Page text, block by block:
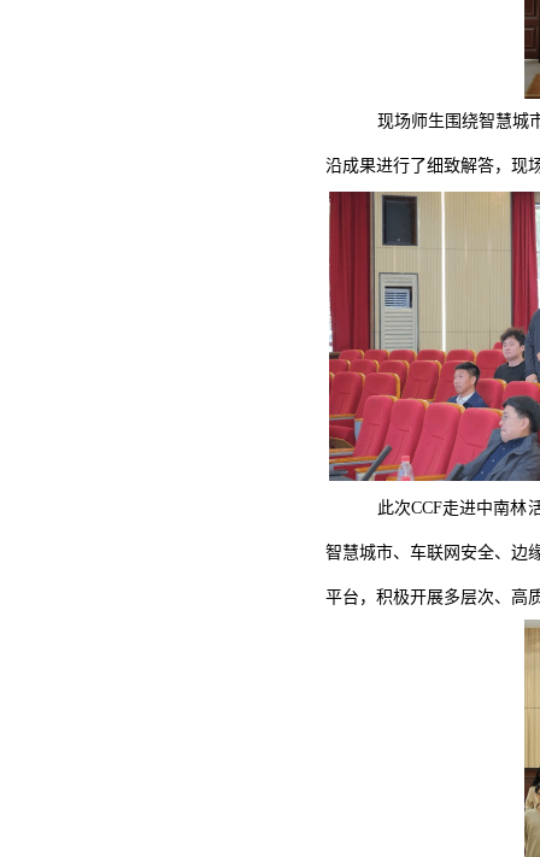
现场师生围绕智慧城
沿成果进行了细致解答，现
此次CCF走进中南林
智慧城市、车联网安全、边
平台，积极开展多层次、高